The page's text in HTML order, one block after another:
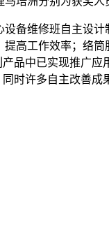
维修班自主设计
高工作效率；络
品中已实现推广
时许多自主改善